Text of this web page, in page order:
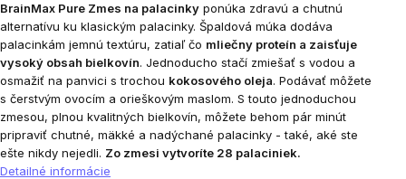
BrainMax Pure Zmes na palacinky ponúka zdravú a chutnú
alternatívu ku klasickým palacinky. Špaldová múka dodáva
palacinkám jemnú textúru, zatiaľ čo mliečny proteín a zaisťuje
vysoký obsah bielkovín. Jednoducho stačí zmiešať s vodou a
osmažiť na panvici s trochou kokosového oleja. Podávať môžete
s čerstvým ovocím a orieškovým maslom. S touto jednoduchou
zmesou, plnou kvalitných bielkovín, môžete behom pár minút
pripraviť chutné, mäkké a nadýchané palacinky - také, aké ste
ešte nikdy nejedli. Zo zmesi vytvoríte 28 palaciniek.
Detailné informácie